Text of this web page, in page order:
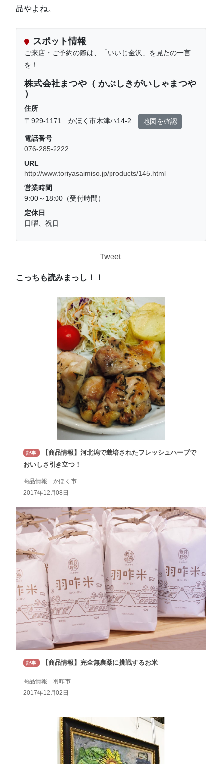
品やよね。
スポット情報
ご来店・ご予約の際は、「いいじ金沢」を見たの一言
を！
株式会社まつや（ かぶしきがいしゃまつや
）
住所
〒929-1171 かほく市木津ハ14-2
地図を確認
電話番号
076-285-2222
URL
http://www.toriyasaimiso.jp/products/145.html
営業時間
9:00～18:00（受付時間）
定休日
日曜、祝日
Tweet
こっちも読みまっし！！
記事
【商品情報】河北潟で栽培されたフレッシュハーブで
おいしさ引き立つ！
商品情報 かほく市
2017年12月08日
記事 【商品情報】完全無農薬に挑戦するお米
商品情報 羽咋市
2017年12月02日